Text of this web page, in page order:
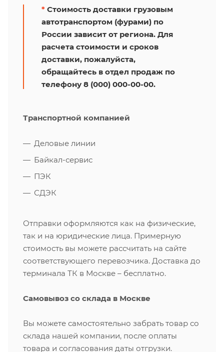
* Стоимость доставки грузовым
автотранспортом (фурами) по
России зависит от региона. Для
расчета стоимости и сроков
доставки, пожалуйста,
обращайтесь в отдел продаж по
телефону 8 (000) 000-00-00.
Транспортной компанией
Деловые линии
Байкал-сервис
ПЭК
СДЭК
Отправки оформляются как на физические,
так и на юридические лица. Примерную
стоимость вы можете рассчитать на сайте
соответствующего перевозчика. Доставка до
терминала ТК в Москве – бесплатно.
Самовывоз со склада в Москве
Вы можете самостоятельно забрать товар со
склада нашей компании, после оплаты
товара и согласования даты отгрузки.